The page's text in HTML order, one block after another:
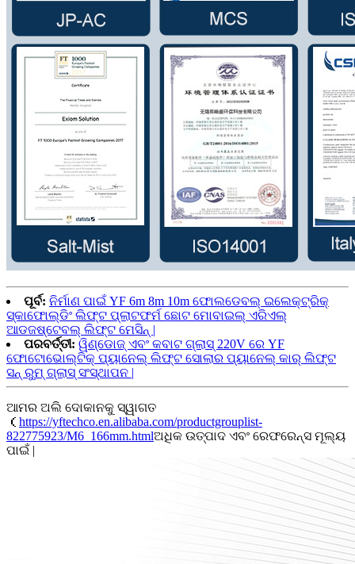
ପୂର୍ବ: ନିର୍ମାଣ ପାଇଁ YF 6m 8m 10m ଫୋଲଡେବଲ୍ ଇଲେକ୍ଟ୍ରିକ୍
ସ୍କାଫୋଲ୍ଡିଂ ଲିଫ୍ଟ ପ୍ଲାଟଫର୍ମ ଛୋଟ ମୋବାଇଲ୍ ଏରିଏଲ୍
ଆଡଜଷ୍ଟେବଲ୍ ଲିଫ୍ଟ ମେସିନ୍ |
ପରବର୍ତ୍ତୀ: ୱିଣ୍ଡୋଜ୍ ଏବଂ କବାଟ ଗ୍ଲାସ୍ 220V ରେ YF
ଫୋଟୋଭୋଲ୍ଟିକ୍ ପ୍ୟାନେଲ୍ ଲିଫ୍ଟ ସୋଲାର ପ୍ୟାନେଲ୍ କାର୍ ଲିଫ୍ଟ
ସନ୍ ରୁମ୍ ଗ୍ଲାସ୍ ସଂସ୍ଥାପନ |
ଆମର ଅଲି ଦୋକାନକୁ ସ୍ୱାଗତ
（ https://yftechco.en.alibaba.com/productgrouplist-
822775923/M6_166mm.htmlଅଧିକ ଉତ୍ପାଦ ଏବଂ ରେଫରେନ୍ସ ମୂଲ୍ୟ
ପାଇଁ |